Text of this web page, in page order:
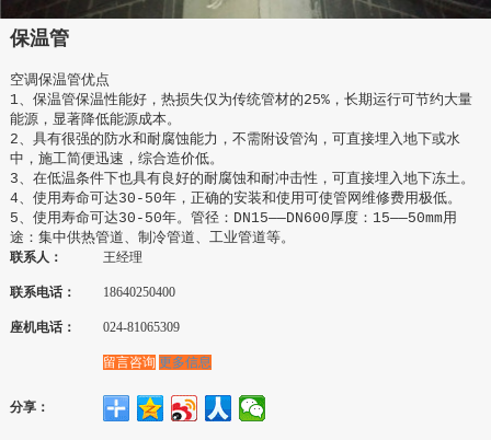
保温管
空调保温管优点
1、保温管保温性能好，热损失仅为传统管材的25%，长期运行可节约大量
能源，显著降低能源成本。
2、具有很强的防水和耐腐蚀能力，不需附设管沟，可直接埋入地下或水
中，施工简便迅速，综合造价低。
3、在低温条件下也具有良好的耐腐蚀和耐冲击性，可直接埋入地下冻土。
4、使用寿命可达30-50年，正确的安装和使用可使管网维修费用极低。
5、使用寿命可达30-50年。管径：DN15——DN600厚度：15——50mm用
途：集中供热管道、制冷管道、工业管道等。
联系人： 王经理
联系电话： 18640250400
座机电话： 024-81065309
留言咨询 更多信息
分享：